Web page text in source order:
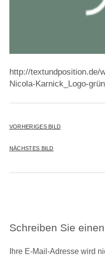
http://textundposition.de/
Nicola-Karnick_Logo-
VORHERIGES BILD
NÄCHSTES BILD
Schreiben Sie
Ihre E-Mail-Adresse wird